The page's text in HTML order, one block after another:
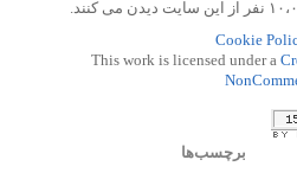
Cookie
This work is licensed under a
برچسب‌ها